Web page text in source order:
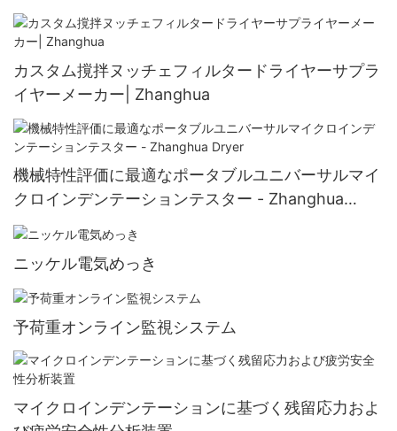
カスタム撹拌ヌッチェフィルタードライヤーサプラ
イヤーメーカー| Zhanghua
機械特性評価に最適なポータブルユニバーサルマイ
クロインデンテーションテスター - Zhanghua
Dryer
ニッケル電気めっき
予荷重オンライン監視システム
マイクロインデンテーションに基づく残留応力およ